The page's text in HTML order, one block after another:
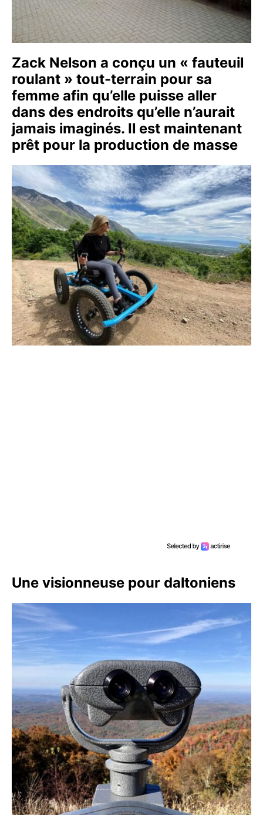
Zack Nelson a conçu un « fauteuil
roulant » tout-terrain pour sa
femme afin qu’elle puisse aller
dans des endroits qu’elle n’aurait
jamais imaginés. Il est maintenant
prêt pour la production de masse
Une visionneuse pour daltoniens